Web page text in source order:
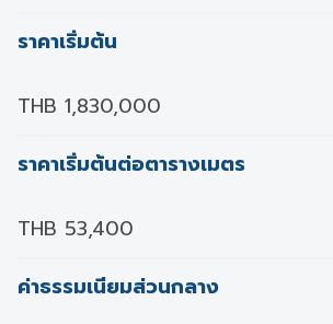
ราคาเริ่มต้น
THB 1,830,000
ราคาเริ่มต้นต่อตารางเมตร
THB 53,400
ค่าธรรมเนียมส่วนกลาง